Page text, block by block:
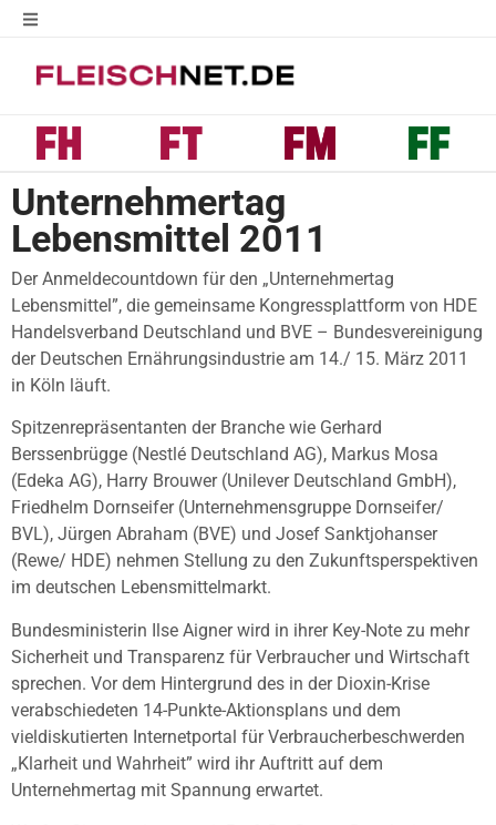
Unternehmertag
Lebensmittel 2011
Der Anmeldecountdown für den „Unternehmertag
Lebensmittel”, die gemeinsame Kongressplattform von HDE
Handelsverband Deutschland und BVE – Bundesvereinigung
der Deutschen Ernährungsindustrie am 14./ 15. März 2011
in Köln läuft.
Spitzenrepräsentanten der Branche wie Gerhard
Berssenbrügge (Nestlé Deutschland AG), Markus Mosa
(Edeka AG), Harry Brouwer (Unilever Deutschland GmbH),
Friedhelm Dornseifer (Unternehmensgruppe Dornseifer/
BVL), Jürgen Abraham (BVE) und Josef Sanktjohanser
(Rewe/ HDE) nehmen Stellung zu den Zukunftsperspektiven
im deutschen Lebensmittelmarkt.
Bundesministerin Ilse Aigner wird in ihrer Key-Note zu mehr
Sicherheit und Transparenz für Verbraucher und Wirtschaft
sprechen. Vor dem Hintergrund des in der Dioxin-Krise
verabschiedeten 14-Punkte-Aktionsplans und dem
vieldiskutierten Internetportal für Verbraucherbeschwerden
„Klarheit und Wahrheit” wird ihr Auftritt auf dem
Unternehmertag mit Spannung erwartet.